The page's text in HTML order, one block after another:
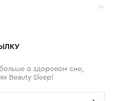
о здоровом сне,
Beauty Sleep!